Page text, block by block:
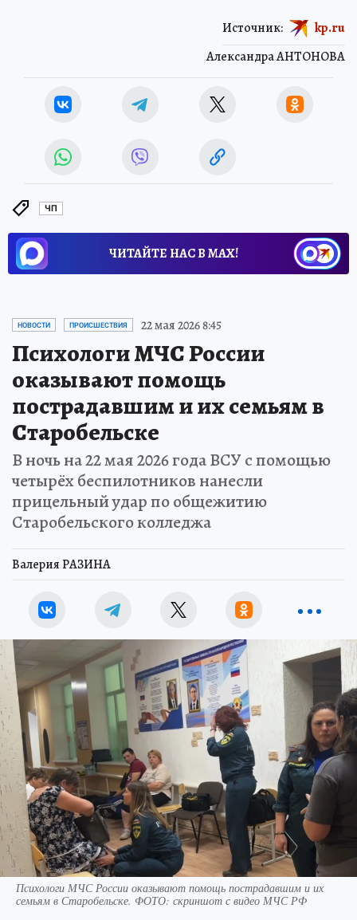
Александра АНТОНОВА
Источник: kp.ru
ЧП
ЧИТАЙТЕ НАС В МАХ!
НОВОСТИ ПРОИСШЕСТВИЯ 22 мая 2026 8:45
Психологи МЧС России
оказывают помощь
пострадавшим и их семьям в
Старобельске
В ночь на 22 мая 2026 года ВСУ с помощью
четырёх беспилотников нанесли
прицельный удар по общежитию
Старобельского колледжа
Валерия РАЗИНА
Психологи МЧС России оказывают помощь пострадавшим и их
семьям в Старобельске. ФОТО: скриншот с видео МЧС РФ